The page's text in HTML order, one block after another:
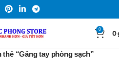
0 0
“Găng tay phòng sạch”